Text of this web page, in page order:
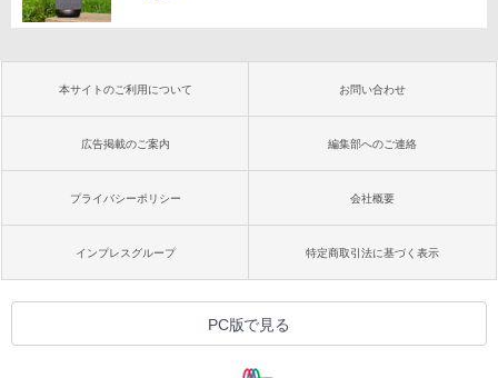
本サイトのご利用について お問い合わせ
広告掲載のご案内 編集部へのご連絡
プライバシーポリシー 会社概要
インプレスグループ 特定商取引法に基づく表示
PC版で見る